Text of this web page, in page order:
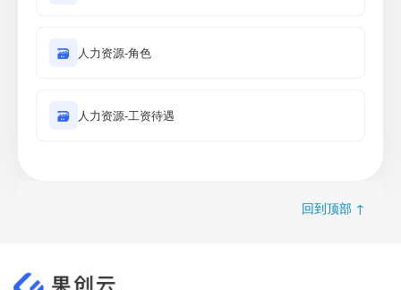
🗃 人力资源-角色
🗃 人力资源-工资待遇
回到顶部 ↑